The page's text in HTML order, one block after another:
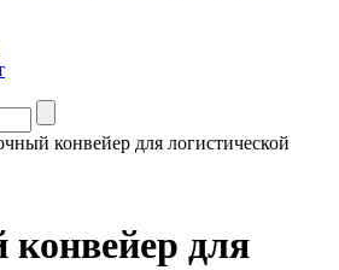
конвейер для логистической
для